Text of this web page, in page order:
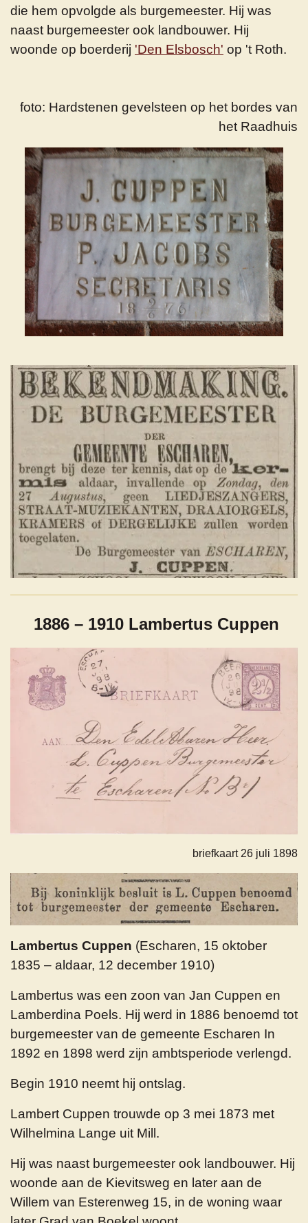
die hem opvolgde als burgemeester. Hij was
naast burgemeester ook landbouwer. Hij
woonde op boerderij 'Den Elsbosch' op 't Roth.
foto: Hardstenen gevelsteen op het bordes van
het Raadhuis
1886 – 1910 Lambertus Cuppen
briefkaart 26 juli 1898
Lambertus Cuppen (Escharen, 15 oktober
1835 – aldaar, 12 december 1910)
Lambertus was een zoon van Jan Cuppen en
Lamberdina Poels. Hij werd in 1886 benoemd tot
burgemeester van de gemeente Escharen In
1892 en 1898 werd zijn ambtsperiode verlengd.
Begin 1910 neemt hij ontslag.
Lambert Cuppen trouwde op 3 mei 1873 met
Wilhelmina Lange uit Mill.
Hij was naast burgemeester ook landbouwer. Hij
woonde aan de Kievitsweg en later aan de
Willem van Esterenweg 15, in de woning waar